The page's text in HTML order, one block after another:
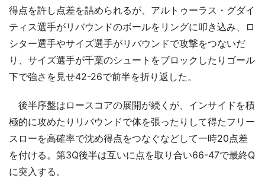
得点を許し点差を詰められるが、アルトゥーラス・グダイ
ティス選手がリバウンドのボールをリングに叩き込み、ロ
シター選手やサイズ選手がリバウンドで攻撃をつないだ
り、サイズ選手が千葉のシュートをブロックしたりゴール
下で強さを見せ42-26で前半を折り返した。
後半序盤はロースコアの展開が続くが、インサイドを積
極的に攻めたりリバウンドで体を張ったりして得たフリー
スローを高確率で沈め得点をつなぐなどして一時20点差
を付ける。第3Q後半は互いに点を取り合い66-47で最終Q
に突入する。